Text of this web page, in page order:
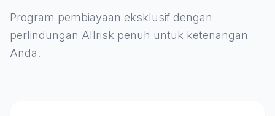
Program pembiayaan eksklusif dengan
perlindungan Allrisk penuh untuk ketenangan
Anda.